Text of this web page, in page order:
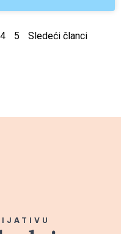
4 5 Sledeći članci